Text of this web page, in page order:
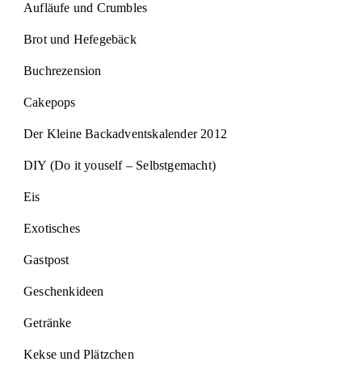
Aufläufe und Crumbles
Brot und Hefegebäck
Buchrezension
Cakepops
Der Kleine Backadventskalender 2012
DIY (Do it youself – Selbstgemacht)
Eis
Exotisches
Gastpost
Geschenkideen
Getränke
Kekse und Plätzchen